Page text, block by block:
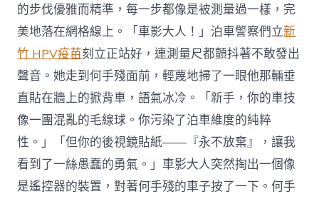
的步伐優雅而精準，每一步都像是被測量過一樣，完
美地落在網格線上。「車影大人！」泊車警察們立新
竹 HPV疫苗刻立正站好，連測量尺都顫抖著不敢發出
聲音。她走到何手殘面前，輕蔑地掃了一眼他那輛垂
直貼在牆上的掀背車，語氣冰冷。「新手，你的車技
像一團混亂的毛線球。你污染了泊車維度的純粹
性。」「但你的後視鏡貼紙——『永不放棄』，讓我
看到了一絲愚蠢的勇氣。」車影大人突然掏出一個像
是遙控器的裝置，對著何手殘的車子按了一下。何手